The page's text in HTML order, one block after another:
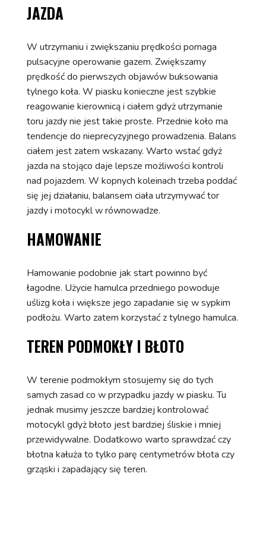
JAZDA
W utrzymaniu i zwiększaniu prędkości pomaga
pulsacyjne operowanie gazem. Zwiększamy
prędkość do pierwszych objawów buksowania
tylnego koła. W piasku konieczne jest szybkie
reagowanie kierownicą i ciałem gdyż utrzymanie
toru jazdy nie jest takie proste. Przednie koło ma
tendencje do nieprecyzyjnego prowadzenia. Balans
ciałem jest zatem wskazany. Warto wstać gdyż
jazda na stojąco daje lepsze możliwości kontroli
nad pojazdem. W kopnych koleinach trzeba poddać
się jej działaniu, balansem ciała utrzymywać tor
jazdy i motocykl w równowadze.
HAMOWANIE
Hamowanie podobnie jak start powinno być
łagodne. Użycie hamulca przedniego powoduje
uślizg koła i większe jego zapadanie się w sypkim
podłożu. Warto zatem korzystać z tylnego hamulca.
TEREN PODMOKŁY I BŁOTO
W terenie podmokłym stosujemy się do tych
samych zasad co w przypadku jazdy w piasku. Tu
jednak musimy jeszcze bardziej kontrolować
motocykl gdyż błoto jest bardziej śliskie i mniej
przewidywalne. Dodatkowo warto sprawdzać czy
błotna kałuża to tylko parę centymetrów błota czy
grząski i zapadający się teren.